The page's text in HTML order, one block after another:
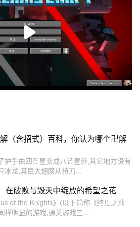
（含招式）百科，你认为哪个卍解
护手由四芒星变成八芒星外,其它地方没有
冰龙,其巨大翅膀从持刀...
在破败与毁灭中绽放的希望之花
of the Knights》(以下简称《终焉之莉
样明显的游戏,通关游戏三...